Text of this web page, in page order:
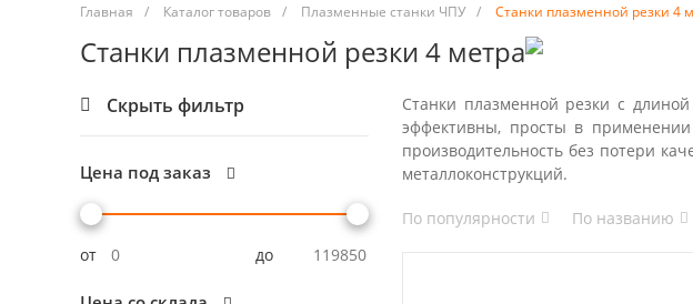
Главная / Каталог товаров / Плазменные станки ЧПУ / Станки плазменной резки 4
Станки плазменной резки 4 метра
Скрыть фильтр
Цена под заказ
от до
Станки плазменной резки с
эффективны, просты в
производительность без потери
металлоконструкций.
По популярности По названию